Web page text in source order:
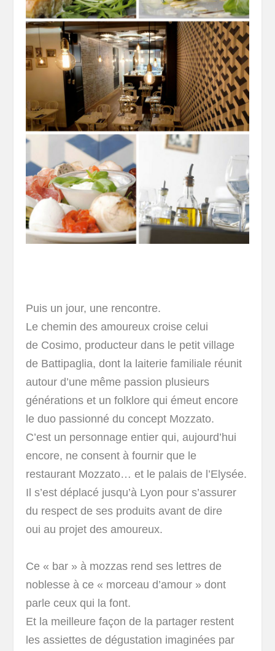
Puis un jour, une rencontre.
Le chemin des amoureux croise celui
de Cosimo, producteur dans le petit village
de Battipaglia, dont la laiterie familiale réunit
autour d’une même passion plusieurs
générations et un folklore qui émeut encore
le duo passionné du concept Mozzato.
C’est un personnage entier qui, aujourd’hui
encore, ne consent à fournir que le
restaurant Mozzato… et le palais de l’Elysée.
Il s’est déplacé jusqu’à Lyon pour s’assurer
du respect de ses produits avant de dire
oui au projet des amoureux.
Ce « bar » à mozzas rend ses lettres de
noblesse à ce « morceau d’amour » dont
parle ceux qui la font.
Et la meilleure façon de la partager restent
les assiettes de dégustation imaginées par